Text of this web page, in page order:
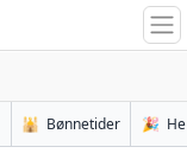
🕌 Bønnetider 🎉